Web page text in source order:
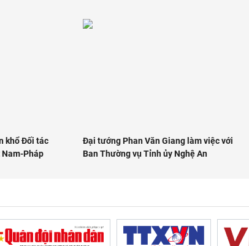
khổ Đối tác
Pháp
Đại tướng Phan Văn Giang làm việc với
Ban Thường vụ Tỉnh ủy Nghệ An